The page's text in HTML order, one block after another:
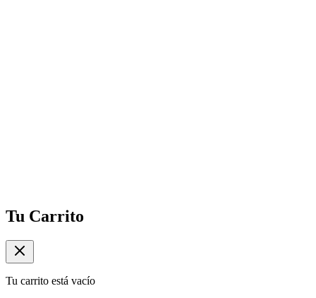
Tu Carrito
Tu carrito está vacío